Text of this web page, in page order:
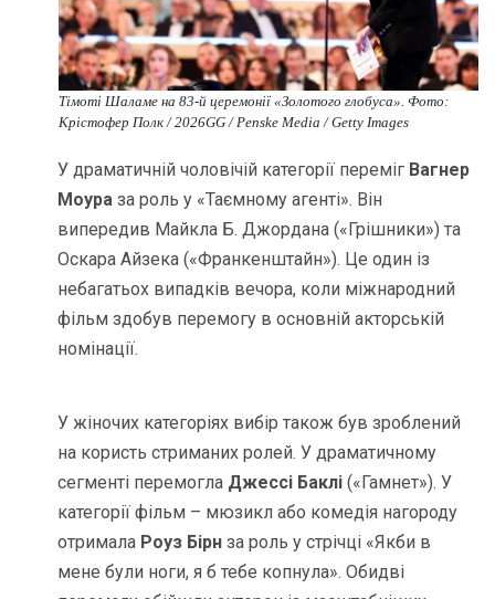
Тімоті Шаламе на 83-й церемонії «Золотого глобуса». Фото:
Крістофер Полк / 2026GG / Penske Media / Getty Images
У драматичній чоловічій категорії переміг Вагнер
Моураза роль у «Таємному агенті». Він
випередив Майкла Б. Джордана («Грішники») та
Оскара Айзека («Франкенштайн»). Це один із
небагатьох випадків вечора, коли міжнародний
фільм здобув перемогу в основній акторській
номінації.
У жіночих категоріях вибір також був зроблений
на користь стриманих ролей. У драматичному
сегменті перемогла Джессі Баклі(«Гамнет»). У
категорії фільм – мюзикл або комедія нагороду
отримала Роуз Бірнза роль у стрічці «Якби в
мене були ноги, я б тебе копнула». Обидві